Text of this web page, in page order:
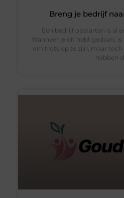
Breng je bedrijf
Een bedrijf opstarten is al
Wanneer je dit hebt gedaan,
om trots op te zijn, maar toch
hebben